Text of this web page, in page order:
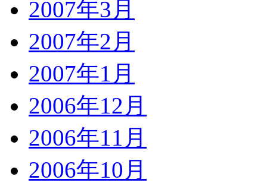
2007年3月
2007年2月
2007年1月
2006年12月
2006年11月
2006年10月